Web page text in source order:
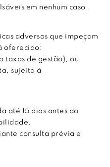
em nenhum caso.
adversas que impeçam
oferecido:
taxas de gestão), ou
sujeita à
até 15 dias antes do
consulta prévia e